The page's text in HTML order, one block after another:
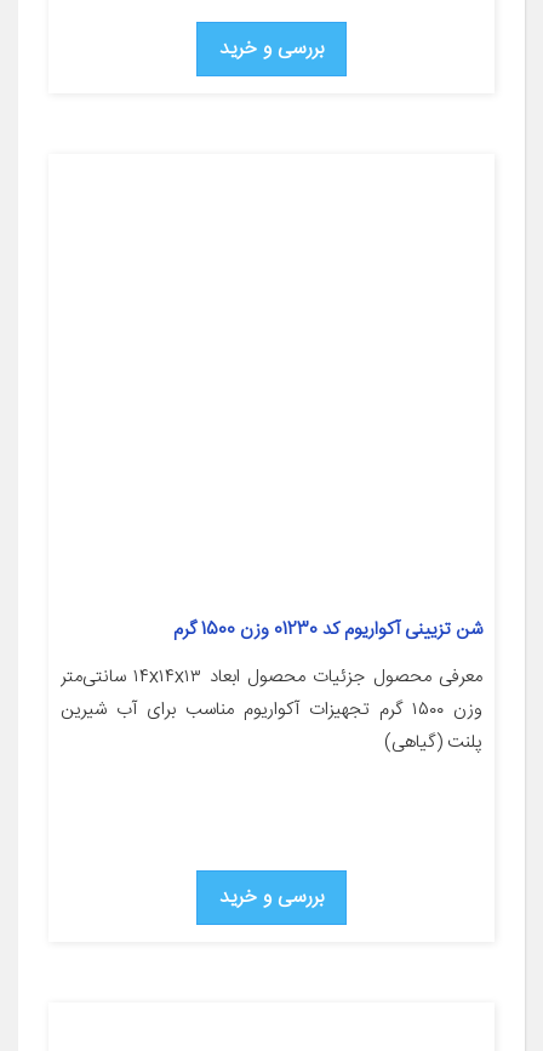
بررسی و خرید
شن تزیینی آکواریوم کد 01230 وزن 1500 گرم
معرفی محصول جزئیات محصول ابعاد ۱۴x۱۴x۱۳ سانتی‌متر
وزن ۱۵۰۰ گرم تجهیزات آکواریوم مناسب برای آب شیرین
پلنت (گیاهی)
بررسی و خرید